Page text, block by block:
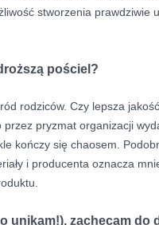
stworzenia prawdziwie
pościel?
rodziców. Czy lepsza
przez pryzmat organizacji
kończy się chaosem.
i producenta oznacza
unikam!), zachęcam do